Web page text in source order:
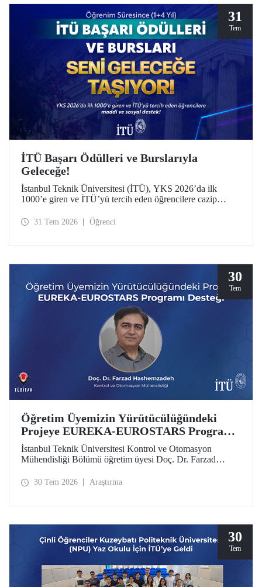
31
Tem
İTÜ Başarı Ödülleri ve Burslarıyla
Geleceğe!
İstanbul Teknik Üniversitesi (İTÜ), YKS 2026’da ilk
1000’e giren ve İTÜ’yü tercih eden öğrencilere cazip
31 Tem 2026 Öğrenci
30
Tem
Öğretim Üyemizin Yürütücülüğündeki
Projeye EUREKA-EUROSTARS Programı
Desteği
İstanbul Teknik Üniversitesi Kontrol ve Otomasyon
Mühendisliği Bölümü öğretim üyesi Doç. Dr. Farzad
Driven Resilient Power Systems: Revolutionizing Energy
30 Tem 2026 Araştırma
30
Tem